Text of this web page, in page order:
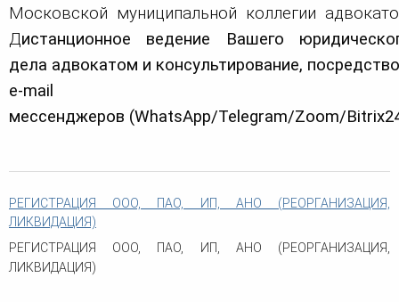
Московской муниципальной коллегии
Дистанционное ведение Вашего
дела адвокатом и консультирование,
e-mail
мессенджеров (WhatsApp/Telegram/Zoom/
РЕГИСТРАЦИЯ ООО, ПАО, ИП, АНО (РЕОРГАНИЗАЦИЯ,
ЛИКВИДАЦИЯ)
РЕГИСТРАЦИЯ ООО, ПАО, ИП, АНО (РЕОРГАНИЗАЦИЯ,
ЛИКВИДАЦИЯ)